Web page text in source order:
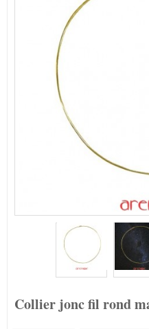
Collier jonc fil rond